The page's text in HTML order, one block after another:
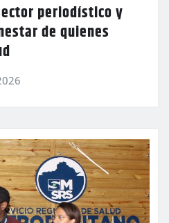
periodístico y
de quienes